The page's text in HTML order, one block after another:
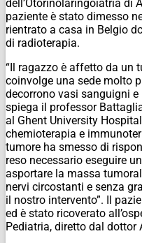
dell’Otorinolaringoiatria di
paziente è stato dimesso
rientrato a casa in Belgio
di radioterapia.
“Il ragazzo è affetto da un
coinvolge una sede molto
decorrono vasi sanguigni
spiega il professor
al Ghent University
chemioterapia e
tumore ha smesso di
reso necessario eseguire
asportare la massa
nervi circostanti e senza
il nostro intervento”. Il
ed è stato ricoverato
Pediatria, diretto dal dottor